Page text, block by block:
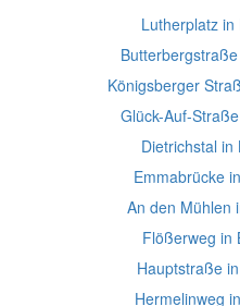
Lutherplatz
Königsberger
Glück-Auf-
Dietrichstal in
Emmabrücke
An den Mühlen
Flößerweg in
Hauptstraße
Hermelinweg